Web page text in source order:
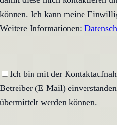
können. Ich kann meine
Weitere Informationen:
Ich bin mit der
Betreiber (E-Mail)
übermittelt werden können.